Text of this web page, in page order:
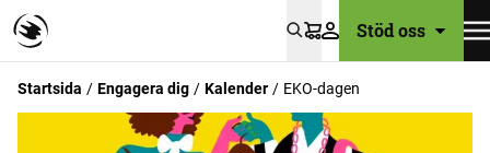
VarukorgStöd oss
Startsida Engagera dig Kalender EKO-dagen